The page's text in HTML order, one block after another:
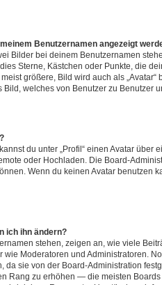
Benutzernamen angezeigt
Bilder bei deinem Benutzernamen
Sterne, Kästchen oder Punkte, die
größere, Bild wird auch als
welches von Benutzer zu Benutzer
du unter „Profil“ einen Avatar über
oder Hochladen. Die Board-
Wenn du keinen Avatar benutzen
ich ihn ändern?
stehen, zeigen an, wie viele
wie Moderatoren und Administratoren.
da sie von der Board-Administration
Rang zu erhöhen — die meisten